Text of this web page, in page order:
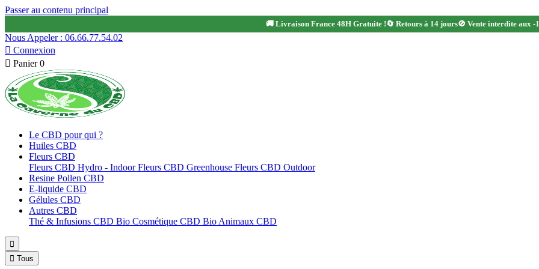
Passer au contenu principal
🚚 Livraison France 48H Gratuite !🔄 Retours à 14 jours🚫 Vente interdite aux -
Nous Appeler : 06.66.77.54.02
 Connexion
 Panier 0
Le CBD pour qui ?
Huiles CBD
Fleurs CBD
Fleurs CBD Hydro - IndoorFleurs CBD Greenhouse Fleurs CBD Outdoor
Resine Pollen CBD
E-liquide CBD
Gélules CBD
Autres CBD
Thé & Infusions CBD Bio Cosmétique CBD Bio Animaux CBD

 Tous